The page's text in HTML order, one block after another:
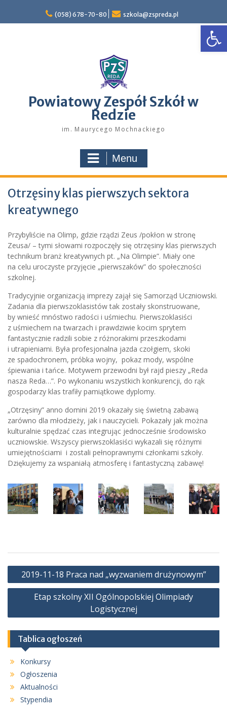
content
(058) 678-70-80 szkola@zspreda.pl
Powiatowy Zespół Szkół w
Redzie
im. Maurycego Mochnackiego
Menu
Otrzęsiny klas pierwszych sektora
kreatywnego
Przybyliście na Olimp, gdzie rządzi Zeus /pokłon w stronę
Zeusa/ – tymi słowami rozpoczęły się otrzęsiny klas pierwszych
technikum branż kreatywnych pt. „Na Olimpie”. Miały one
na celu uroczyste przyjęcie „pierwszaków” do społeczności
szkolnej.
Tradycyjnie organizacją imprezy zajął się Samorząd Uczniowski.
Zadania dla pierwszoklasistów tak zostały skonstruowane,
by wnieść mnóstwo radości i uśmiechu. Pierwszoklasiści
z uśmiechem na twarzach i prawdziwie kocim sprytem
fantastycznie radzili sobie z różnorakimi przeszkodami
i utrapieniami. Była profesjonalna jazda czołgiem, skoki
ze spadochronem, próbka wojny, pokaz mody, wspólne
śpiewania i tańce. Motywem przewodni był rajd pieszy „Reda
nasza Reda…”. Po wykonaniu wszystkich konkurencji, do rąk
gospodarzy klas trafiły pamiątkowe dyplomy.
„Otrzęsiny” anno domini 2019 okazały się świetną zabawą
zarówno dla młodzieży, jak i nauczycieli. Pokazały jak można
kulturalnie spędzać czas integrując jednocześnie środowisko
uczniowskie. Wszyscy pierwszoklasiści wykazali się różnymi
umiejętnościami i zostali pełnoprawnymi członkami szkoły.
Dziękujemy za wspaniałą atmosferę i fantastyczną zabawę!
Nawigacja
wpisu
2019-11-18 Praca nad „wyzwaniem drużynowym”
Etap szkolny XII Ogólnopolskiej Olimpiady
Logistycznej
Tablica ogłoszeń
Konkursy
Ogłoszenia
Aktualności
Stypendia